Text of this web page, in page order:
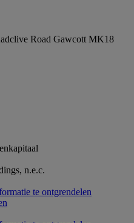
Road Gawcott MK18
n.e.c.